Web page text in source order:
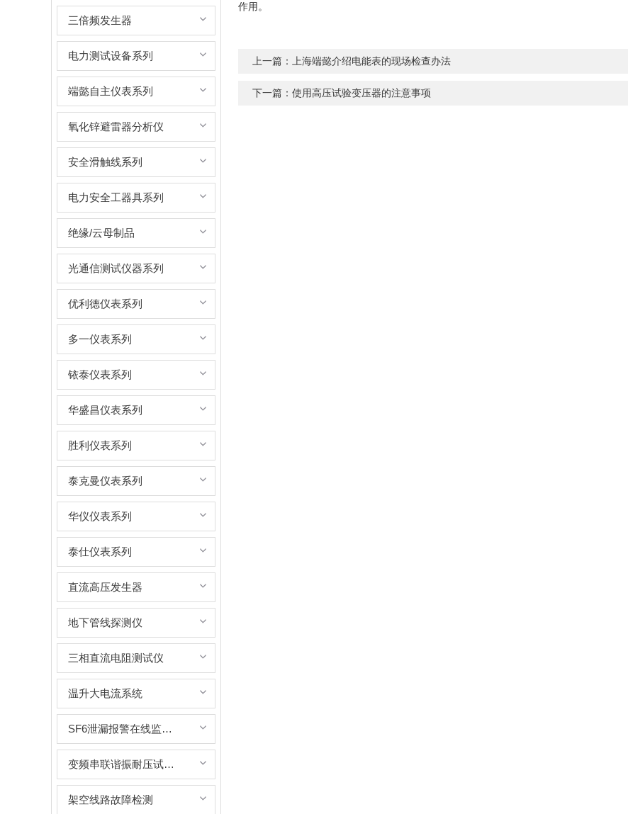
三倍频发生器
电力测试设备系列
端懿自主仪表系列
氧化锌避雷器分析仪
安全滑触线系列
电力安全工器具系列
绝缘/云母制品
光通信测试仪器系列
优利德仪表系列
多一仪表系列
铱泰仪表系列
华盛昌仪表系列
胜利仪表系列
泰克曼仪表系列
华仪仪表系列
泰仕仪表系列
直流高压发生器
地下管线探测仪
三相直流电阻测试仪
温升大电流系统
SF6泄漏报警在线监测系统
变频串联谐振耐压试验装置
架空线路故障检测
作用。
上一篇： 上海端懿介绍电能表的现场检查办法
下一篇： 使用高压试验变压器的注意事项